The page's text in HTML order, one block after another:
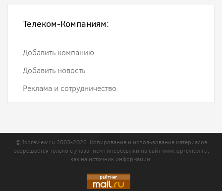
Телеком-Компаниям:
Добавить компанию
Добавить новость
Реклама и сотрудничество
© Ispreview.ru 2003-2026. Копирование и использование материалов
разрешается только с указанием гиперссылки на сайтwww.ispreview.ru,
как на источник информации.